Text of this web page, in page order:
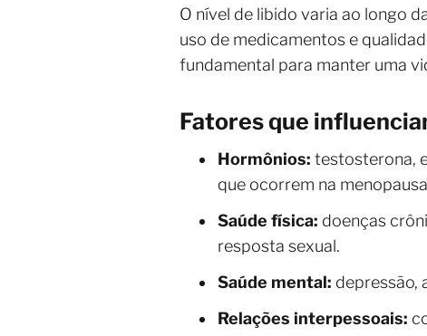
O nível de libido varia ao longo
uso de medicamentos e
fundamental para manter uma
Fatores que
Hormônios: testosterona,
que ocorrem na
Saúde física: doenças
resposta sexual.
Saúde mental: depressão,
Relações interpessoais: